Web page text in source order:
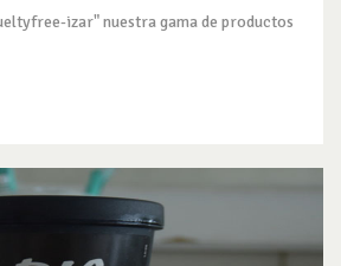
izar" nuestra gama de productos